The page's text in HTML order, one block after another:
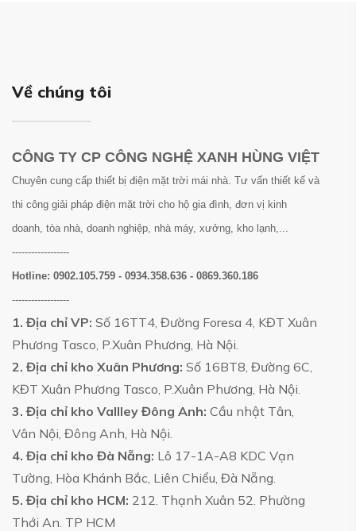
Về chúng tôi
CÔNG TY CP CÔNG NGHỆ XANH HÙNG VIỆT
Chuyên cung cấp thiết bị điện mặt trời mái nhà. Tư vấn thiết kế và
thi công giải pháp điện mặt trời cho hộ gia đình, đơn vị kinh
doanh, tòa nhà, doanh nghiệp, nhà máy, xưởng, kho lạnh,...
------------------
Hotline: 0902.105.759 - 0934.358.636 - 0869.360.186
------------------
1. Địa chỉ VP: Số 16TT4, Đường Foresa 4, KĐT Xuân
Phương Tasco, P.Xuân Phương, Hà Nội.
2. Địa chỉ kho Xuân Phương: Số 16BT8, Đường 6C,
KĐT Xuân Phương Tasco, P.Xuân Phương, Hà Nội.
3. Địa chỉ kho Vallley Đông Anh: Cầu nhật Tân,
Vân Nội, Đông Anh, Hà Nội.
4. Địa chỉ kho Đà Nẵng: Lô 17-1A-A8 KDC Vạn
Tường, Hòa Khánh Bắc, Liên Chiểu, Đà Nẵng.
5. Địa chỉ kho HCM: 212. Thạnh Xuân 52. Phường
Thới An. TP HCM